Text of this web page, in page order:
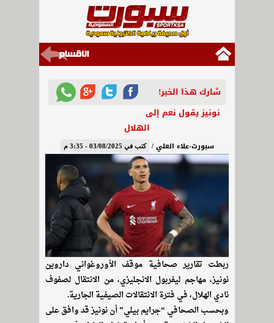
شارك هذا الخبر!
نونيز يقول نعم إلى
الهلال
سبورت-علاء العلي / كتب في 03/08/2025 - 3:35 م
ربطت تقارير صحافية موقف الأوروغواني داروين
نونيز، مهاجم ليفربول الانجليزي، من الانتقال لصفوف
نادي الهلال، في فترة الانتقالات الصيفية الجارية.
وبحسب الصحافي “جرايم بيلي” أن نونيز قد وافق على